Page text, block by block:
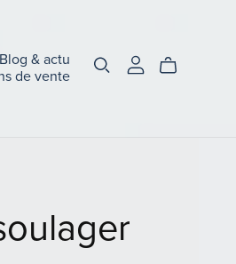
Blog & actu
de vente